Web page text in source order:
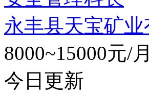
永丰县天宝矿业
8000~15000元/月
今日更新